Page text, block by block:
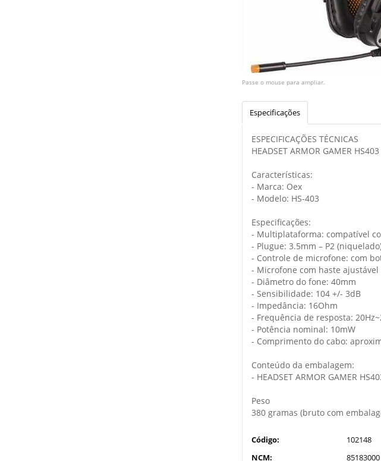
Passe o mouse para ampliar.
Especificações
ESPECIFICAÇÕES TÉCNICAS
HEADSET ARMOR GAMER HS403
Características:
- Marca: Oex
- Modelo: HS-403
Especificações:
- Multiplataforma: compatível
- Plugue: 3.5mm – P2
- Controle de microfone: com
- Microfone com haste ajustável
- Diâmetro do fone: 40mm
- Sensibilidade: 104 +/- 3dB
- Impedância: 16Ohm
- Frequência de resposta:
- Potência nominal: 10mW
- Comprimento do cabo:
Conteúdo da embalagem:
- HEADSET ARMOR GAMER
Peso
380 gramas (bruto com
Código:
102148
NCM:
85183000